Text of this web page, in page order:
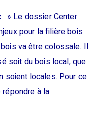
» Le dossier Center
pour la filière bois
va être colossale. Il
soit du bois local, que
soient locales. Pour ce
répondre à la